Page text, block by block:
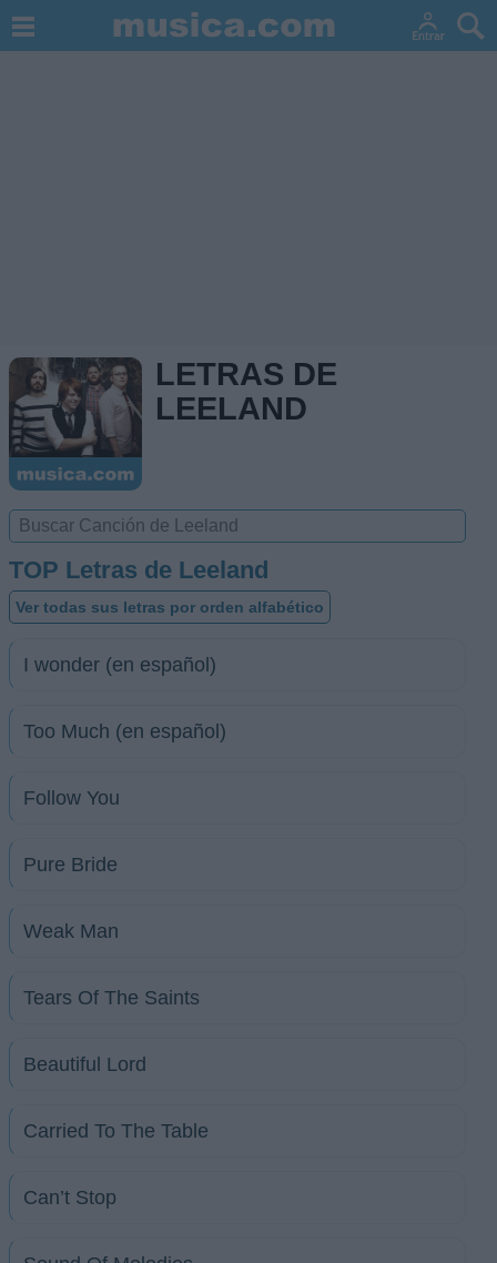
LETRAS DE
LEELAND
TOP Letras de Leeland
Ver todas sus letras por orden alfabético
I wonder (en español)
Too Much (en español)
Follow You
Pure Bride
Weak Man
Tears Of The Saints
Beautiful Lord
Carried To The Table
Can’t Stop